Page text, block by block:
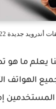
يعلم ما هو
الهواتف